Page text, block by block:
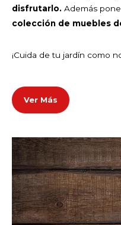
disfrutarlo. Además
colección de muebles
¡Cuida de tu jardín como
Ver Más